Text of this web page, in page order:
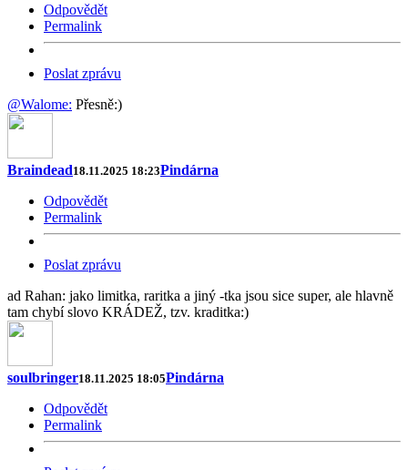
Odpovědět
Permalink
Poslat zprávu
@Walome: Přesně:)
Braindead18.11.2025 18:23Pindárna
Odpovědět
Permalink
Poslat zprávu
ad Rahan: jako limitka, raritka a jiný -tka jsou sice super, ale hlavně
tam chybí slovo KRÁDEŽ, tzv. kraditka:)
soulbringer18.11.2025 18:05Pindárna
Odpovědět
Permalink